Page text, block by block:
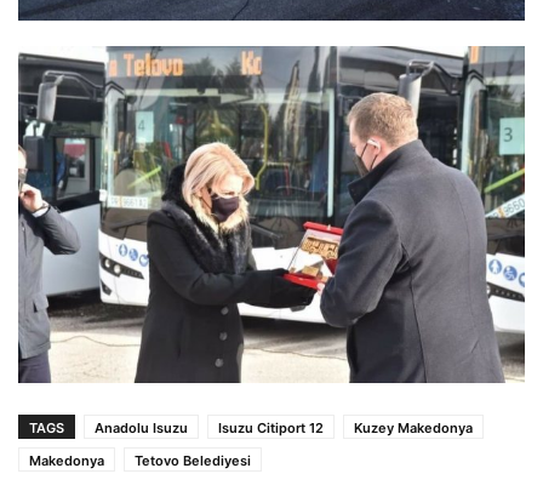
TAGS Anadolu Isuzu Isuzu Citiport 12
Kuzey Makedonya
Makedonya
Tetovo Belediyesi